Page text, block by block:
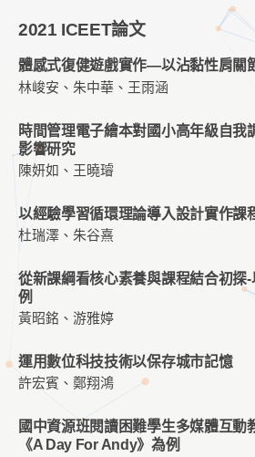
2021 ICEET論文
體感式復健遊戲實作—以沾黏性肩關
林峻安、朱中華、王雨涵
時間管理電子繪本對國小高年級自我
影響研究
陳妍如、王曉璿
以經驗學習循環理論導入設計實作課
杜瑞澤、朱谷熹
從新課綱看核心素養與課程結合初探
例
黃昭銘、游雅婷
運用數位科技技術以保存城市記憶
許宏賓、鄭翔鴻
國中資源班閱讀困難學生多媒體互
《A Day For Andy》為例